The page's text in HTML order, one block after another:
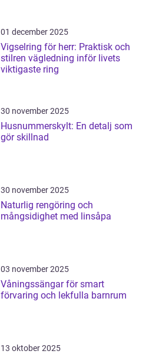
01 december 2025
Vigselring för herr: Praktisk och
stilren vägledning inför livets
viktigaste ring
30 november 2025
Husnummerskylt: En detalj som
gör skillnad
30 november 2025
Naturlig rengöring och
mångsidighet med linsåpa
03 november 2025
Våningssängar för smart
förvaring och lekfulla barnrum
13 oktober 2025